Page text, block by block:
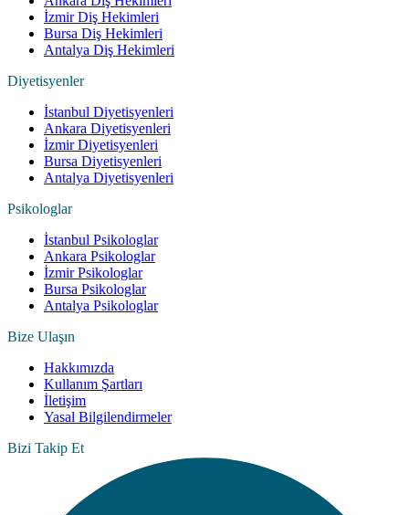
İzmir Diş Hekimleri
Bursa Diş Hekimleri
Antalya Diş Hekimleri
Diyetisyenler
İstanbul Diyetisyenleri
Ankara Diyetisyenleri
İzmir Diyetisyenleri
Bursa Diyetisyenleri
Antalya Diyetisyenleri
Psikologlar
İstanbul Psikologlar
Ankara Psikologlar
İzmir Psikologlar
Bursa Psikologlar
Antalya Psikologlar
Bize Ulaşın
Hakkımızda
Kullanım Şartları
İletişim
Yasal Bilgilendirmeler
Bizi Takip Et